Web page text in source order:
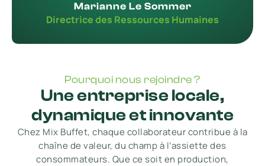
Marianne Le Sommer
Directrice des Ressources Humaines
Pourquoi nous rejoindre ?
Une entreprise locale,
dynamique et innovante
Chez Mix Buffet, chaque collaborateur contribue à la
chaîne de valeur, du champ à l’assiette des
consommateurs. Que ce soit en production,